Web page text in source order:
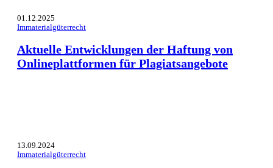
01.12.2025
Immaterialgüterrecht
Aktuelle Entwicklungen der Haftung von
Onlineplattformen für Plagiatsangebote
13.09.2024
Immaterialgüterrecht